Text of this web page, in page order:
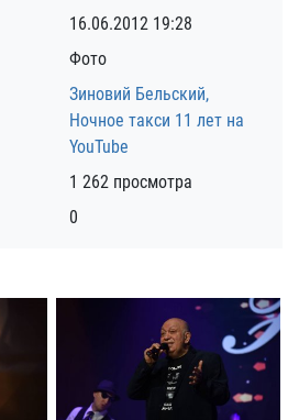
16.06.2012 19:28
Фото
Зиновий Бельский,
Ночное такси 11 лет на
YouTube
1 262 просмотра
0